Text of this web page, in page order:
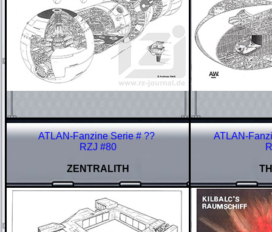
ATLAN-Fanzine Serie # ??
RZJ #80
ZENTRALITH
ATLAN-